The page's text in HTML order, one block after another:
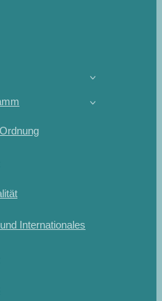
Internationales